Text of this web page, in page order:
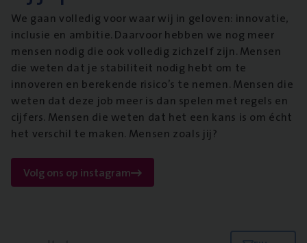
We gaan volledig voor waar wij in geloven: innovatie,
inclusie en ambitie. Daarvoor hebben we nog meer
mensen nodig die ook volledig zichzelf zijn. Mensen
die weten dat je stabiliteit nodig hebt om te
innoveren en berekende risico’s te nemen. Mensen die
weten dat deze job meer is dan spelen met regels en
cijfers. Mensen die weten dat het een kans is om écht
het verschil te maken. Mensen zoals jij?
Volg ons op instagram